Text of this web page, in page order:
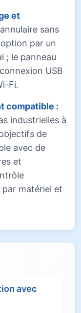
et
sans
par un
; le panneau
USB
Fi.
compatible :
industrielles à
de
avec de
et
matériel et
avec